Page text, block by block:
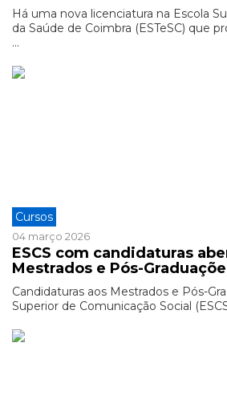
Há uma nova licenciatura na Escola
da Saúde de Coimbra (ESTeSC) que
...
Cursos
04 março 2026
ESCS com candidaturas
Mestrados e Pós-
Candidaturas aos Mestrados e Pós-
Superior de Comunicação Social